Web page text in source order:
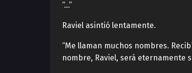
“…”
Raviel asintió lentamente.
“Me llaman muchos nombres.
nombre, Raviel, será eternamente